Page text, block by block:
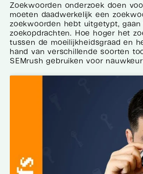
Zoekwoorden onderzoek doen
moeten daadwerkelijk een
zoekwoorden hebt uitgetypt,
zoekopdrachten. Hoe hoger het
tussen de moeilijkheidsgraad en
hand van verschillende soorten
SEMrush gebruiken voor